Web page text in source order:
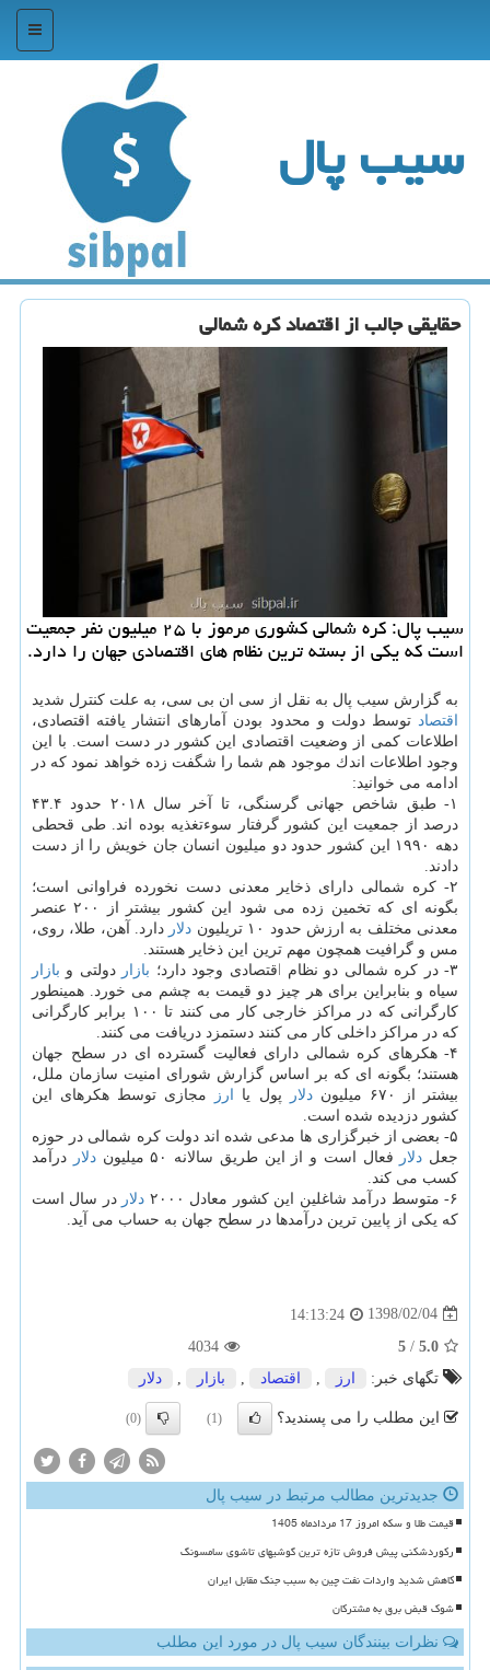
منو
سیب پال
حقایقی جالب از اقتصاد كره شمالی
سیب پال: كره شمالی كشوری مرموز با ۲۵ میلیون نفر جمعیت
است كه یكی از بسته ترین نظام های اقتصادی جهان را دارد.
به گزارش سیب پال به نقل از سی ان بی سی، به علت كنترل شدید
اقتصاد توسط دولت و محدود بودن آمارهای انتشار یافته اقتصادی،
اطلاعات كمی از وضعیت اقتصادی این كشور در دست است. با این
وجود اطلاعات اندك موجود هم شما را شگفت زده خواهد نمود كه در
ادامه می خوانید:
۱- طبق شاخص جهانی گرسنگی، تا آخر سال ۲۰۱۸ حدود ۴۳.۴
درصد از جمعیت این كشور گرفتار سوءتغذیه بوده اند. طی قحطی
دهه ۱۹۹۰ این كشور حدود دو میلیون انسان جان خویش را از دست
دادند.
۲- كره شمالی دارای ذخایر معدنی دست نخورده فراوانی است؛
بگونه ای كه تخمین زده می شود این كشور بیشتر از ۲۰۰ عنصر
معدنی مختلف به ارزش حدود ۱۰ تریلیون
دلار دارد. آهن، طلا، روی،
مس و گرافیت همچون مهم ترین این ذخایر هستند.
۳- در كره شمالی دو نظام اقتصادی وجود دارد؛
بازار دولتی و بازار
سیاه و بنابراین برای هر چیز دو قیمت به چشم می خورد. همینطور
كارگرانی كه در مراكز خارجی كار می كنند تا ۱۰۰ برابر كارگرانی
كه در مراكز داخلی كار می كنند دستمزد دریافت می كنند.
۴- هكرهای كره شمالی دارای فعالیت گسترده ای در سطح جهان
هستند؛ بگونه ای كه بر اساس گزارش شورای امنیت سازمان ملل،
بیشتر از ۶۷۰ میلیون
دلار پول یا ارز
مجازی توسط هكرهای این
كشور دزدیده شده است.
۵- بعضی از خبرگزاری ها مدعی شده اند دولت كره شمالی در حوزه
جعل دلار فعال است و از این طریق سالانه ۵۰ میلیون دلار
درآمد
كسب می كند.
۶- متوسط درآمد شاغلین این كشور معادل ۲۰۰۰
دلار در سال است
كه یكی از پایین ترین درآمدها در سطح جهان به حساب می آید.
1398/02/04
14:13:24
5.0
/
5
4034
تگهای خبر:
ارز اقتصاد بازار دلار
این مطلب را می پسندید؟ (1)
(0)
جدیدترین مطالب مرتبط در سیب پال
قیمت طلا و سکه امروز 17 مردادماه 1405
رکوردشکنی پیش فروش تازه ترین گوشیهای تاشوی سامسونگ
کاهش شدید واردات نفت چین به سبب جنگ مقابل ایران
شوک قبض برق به مشترکان
نظرات بینندگان سیب پال در مورد این مطلب